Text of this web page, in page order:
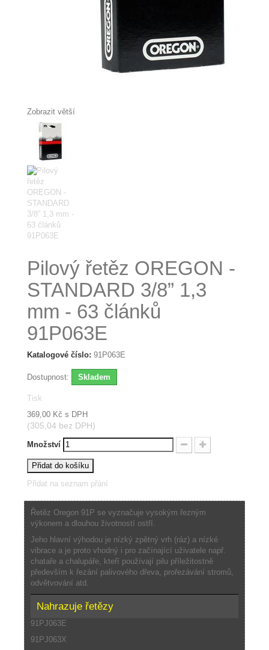
Zobrazit větší
Pilový řetěz OREGON -
STANDARD 3/8” 1,3
mm - 63 článků
91P063E
Katalogové číslo: 91P063E
Dostupnost: Skladem
Tisk
369,00 Kč s DPH
(305,04 bez DPH)
Množství
Přidat do košíku
Přidat na seznam přání
Řetěz Oregon 91P se vyznačuje vysokým řezným
výkonem a dlouhou životností ostří.
Jeho hlavní výhodou je nízký zpětný vrh (ráz) a nízké
vibrace a je proto vhodný i pro začínající uživatele např.
chataře a chalupáře, kteří používají pilu příležitostně
především k řezání palivového dřeva, prořezávání stromů,
odvětvování atd.
Nahrazuje řetězy
91PJ063E
91PJ063X